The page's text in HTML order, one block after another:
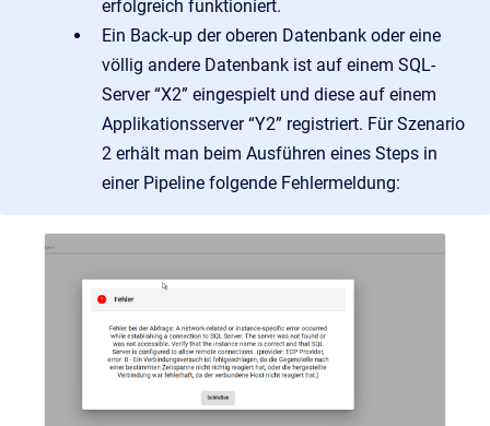
erfolgreich funktioniert.
Ein Back-up der oberen Datenbank oder eine
völlig andere Datenbank ist auf einem SQL-
Server “X2” eingespielt und diese auf einem
Applikationsserver “Y2” registriert. Für Szenario
2 erhält man beim Ausführen eines Steps in
einer Pipeline folgende Fehlermeldung: